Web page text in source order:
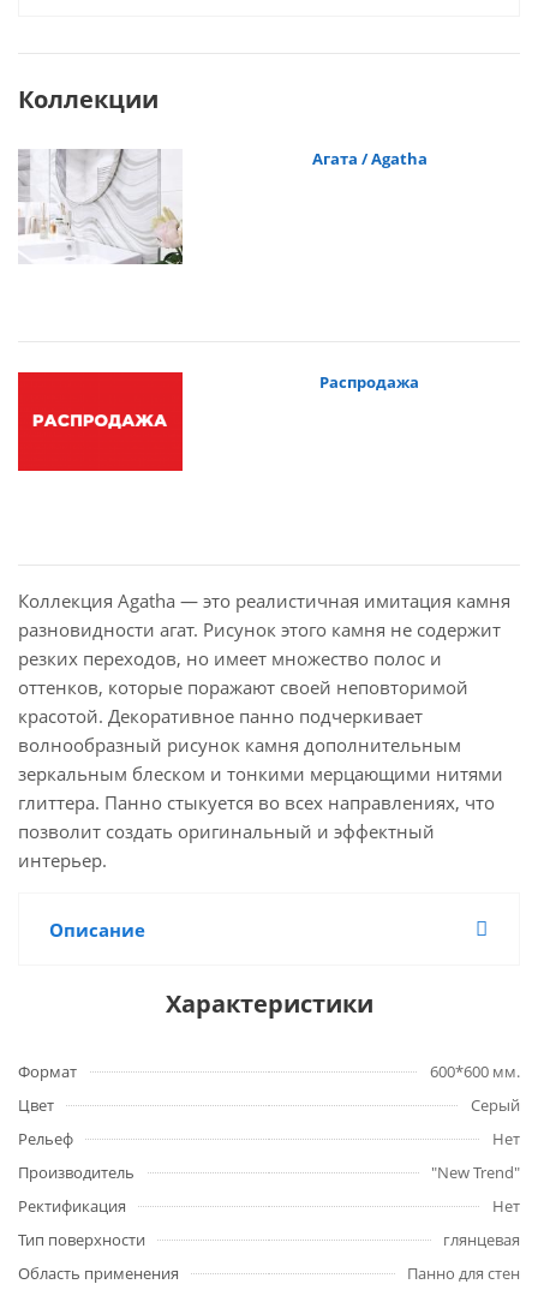
Коллекции
Агата / Agatha
Распродажа
Коллекция Agatha — это реалистичная имитация камня
разновидности агат. Рисунок этого камня не содержит
резких переходов, но имеет множество полос и
оттенков, которые поражают своей неповторимой
красотой. Декоративное панно подчеркивает
волнообразный рисунок камня дополнительным
зеркальным блеском и тонкими мерцающими нитями
глиттера. Панно стыкуется во всех направлениях, что
позволит создать оригинальный и эффектный
интерьер.
Описание
Характеристики
Формат
600*600 мм.
Цвет
Серый
Рельеф
Нет
Производитель
"New Trend"
Ректификация
Нет
Тип поверхности
глянцевая
Область применения
Панно для стен